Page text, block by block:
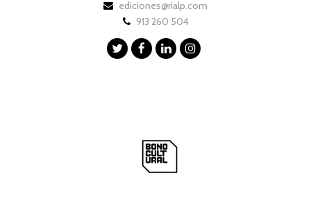
ediciones@rialp.com
913 260 504